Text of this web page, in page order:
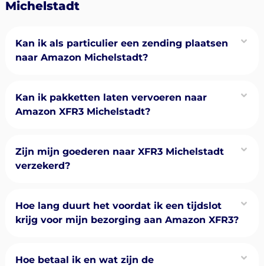
Michelstadt
Kan ik als particulier een zending plaatsen
naar Amazon Michelstadt?
Kan ik pakketten laten vervoeren naar
Amazon XFR3 Michelstadt?
Zijn mijn goederen naar XFR3 Michelstadt
verzekerd?
Hoe lang duurt het voordat ik een tijdslot
krijg voor mijn bezorging aan Amazon XFR3?
Hoe betaal ik en wat zijn de